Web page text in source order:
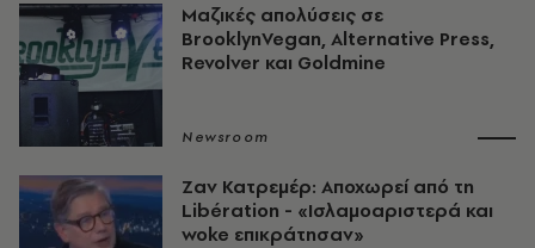
Μαζικές απολύσεις σε
BrooklynVegan, Alternative Press,
Revolver και Goldmine
Newsroom
Ζαν Κατρεμέρ: Αποχωρεί από τη
Libération - «Ισλαμοαριστερά και
woke επικράτησαν»